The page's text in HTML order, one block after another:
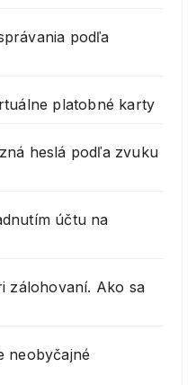
podľa
platobné karty
heslá podľa zvuku
účtu na
zálohovaní. Ako sa
neobyčajné